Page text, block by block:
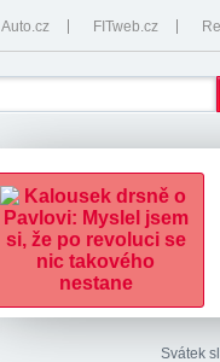
Auto.cz FITweb.cz
Svátek